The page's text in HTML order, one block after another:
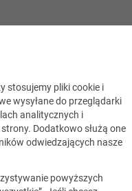
stosujemy pliki cookie i
wysyłane do przeglądarki
analitycznych i
Dodatkowo służą one
odwiedzających nasze
powyższych